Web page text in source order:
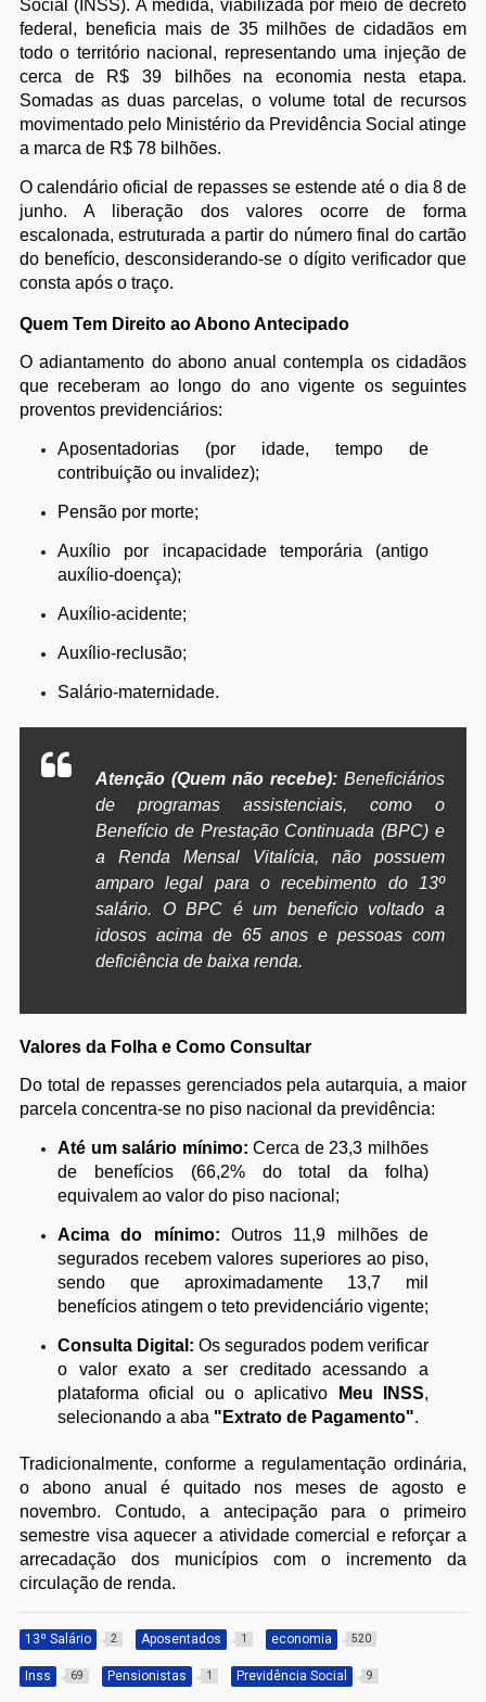
Social (INSS). A medida, viabilizada por meio de decreto
federal, beneficia mais de 35 milhões de cidadãos em
todo o território nacional, representando uma injeção de
cerca de R$ 39 bilhões na economia nesta etapa.
Somadas as duas parcelas, o volume total de recursos
movimentado pelo Ministério da Previdência Social atinge
a marca de R$ 78 bilhões.
O calendário oficial de repasses se estende até o dia 8 de
junho. A liberação dos valores ocorre de forma
escalonada, estruturada a partir do número final do cartão
do benefício, desconsiderando-se o dígito verificador que
consta após o traço.
Quem Tem Direito ao Abono Antecipado
O adiantamento do abono anual contempla os cidadãos
que receberam ao longo do ano vigente os seguintes
proventos previdenciários:
Aposentadorias (por idade, tempo de
contribuição ou invalidez);
Pensão por morte;
Auxílio por incapacidade temporária (antigo
auxílio-doença);
Auxílio-acidente;
Auxílio-reclusão;
Salário-maternidade.
Atenção (Quem não recebe): Beneficiários
de programas assistenciais, como o
Benefício de Prestação Continuada (BPC) e
a Renda Mensal Vitalícia, não possuem
amparo legal para o recebimento do 13º
salário. O BPC é um benefício voltado a
idosos acima de 65 anos e pessoas com
deficiência de baixa renda.
Valores da Folha e Como Consultar
Do total de repasses gerenciados pela autarquia, a maior
parcela concentra-se no piso nacional da previdência:
Até um salário mínimo: Cerca de 23,3 milhões
de benefícios (66,2% do total da folha)
equivalem ao valor do piso nacional;
Acima do mínimo: Outros 11,9 milhões de
segurados recebem valores superiores ao piso,
sendo que aproximadamente 13,7 mil
benefícios atingem o teto previdenciário vigente;
Consulta Digital: Os segurados podem verificar
o valor exato a ser creditado acessando a
plataforma oficial ou o aplicativo
Meu INSS,
selecionando a aba "Extrato de Pagamento".
Tradicionalmente, conforme a regulamentação ordinária,
o abono anual é quitado nos meses de agosto e
novembro. Contudo, a antecipação para o primeiro
semestre visa aquecer a atividade comercial e reforçar a
arrecadação dos municípios com o incremento da
circulação de renda.
13º Salário 2 Aposentados 1 economia 520
Inss 69 Pensionistas 1 Previdência Social 9